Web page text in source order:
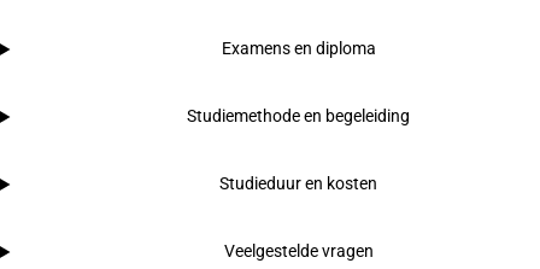
Examens en diploma
Studiemethode en begeleiding
Studieduur en kosten
Veelgestelde vragen